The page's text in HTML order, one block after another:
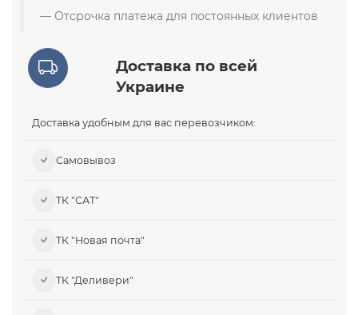
Отсрочка платежа для постоянных клиентов
Доставка по всей
Украине
Доставка удобным для вас перевозчиком:
Самовывоз​
ТК "САТ"
ТК "Новая почта"
ТК "Деливери"